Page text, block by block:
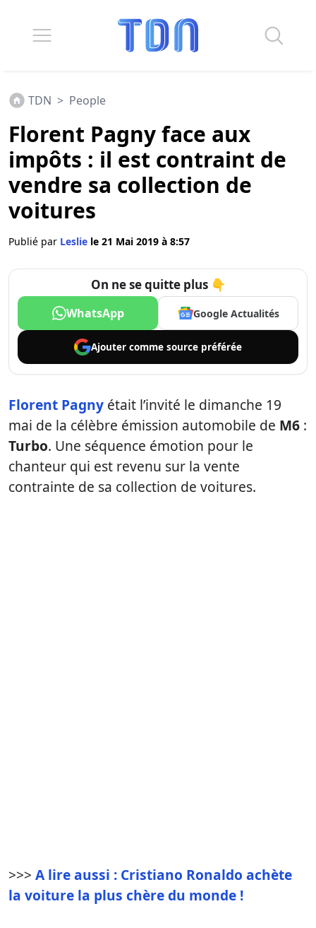
TDN > People
Florent Pagny face aux
impôts : il est contraint de
vendre sa collection de
voitures
Publié par Leslie le 21 Mai 2019 à 8:57
On ne se quitte plus 👇
WhatsApp Google Actualités
Ajouter comme source préférée
Florent Pagny était l’invité le dimanche 19
mai de la célèbre émission automobile de M6 :
Turbo. Une séquence émotion pour le
chanteur qui est revenu sur la vente
contrainte de sa collection de voitures.
>>> A lire aussi : Cristiano Ronaldo achète
la voiture la plus chère du monde !